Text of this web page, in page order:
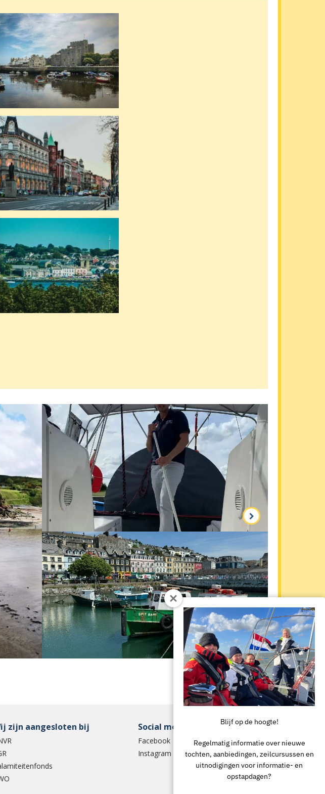
zijn aangesloten bij Social media
Facebook
Instagram
Blijf op de hoogte!
Regelmatig informatie over nieuwe
tochten, aanbiedingen, zeilcursussen en
uitnodigingen voor informatie- en
opstapdagen?